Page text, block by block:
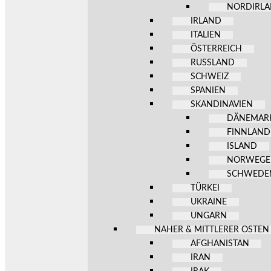
IRLAND
ITALIEN
ÖSTERREICH
RUSSLAND
SCHWEIZ
SPANIEN
SKANDINAVIEN
FINNLAND
ISLAND
TÜRKEI
UKRAINE
UNGARN
NAHER & MITTLERER OSTEN
AFGHANISTAN
IRAN